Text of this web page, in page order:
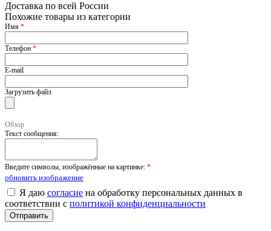
Доставка по всей России
Похожие товары из категории
Имя *
Телефон *
E-mail
Загрузить файл
Обзор
Текст сообщения:
Введите символы, изображённые на картинке: *
обновить изображение
Я даю согласие на обработку персональных данных в
соответствии с политикой конфиденциальности